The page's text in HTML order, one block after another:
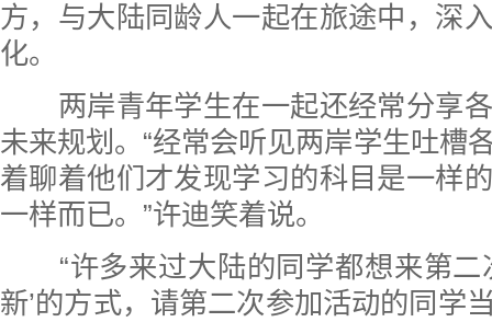
方，与大陆同龄人一起在旅途中，深
化。
两岸青年学生在一起还经常分享各
未来规划。“经常会听见两岸学生吐槽
着聊着他们才发现学习的科目是一样
一样而已。”许迪笑着说。
“许多来过大陆的同学都想来第二
新’的方式，请第二次参加活动的同学